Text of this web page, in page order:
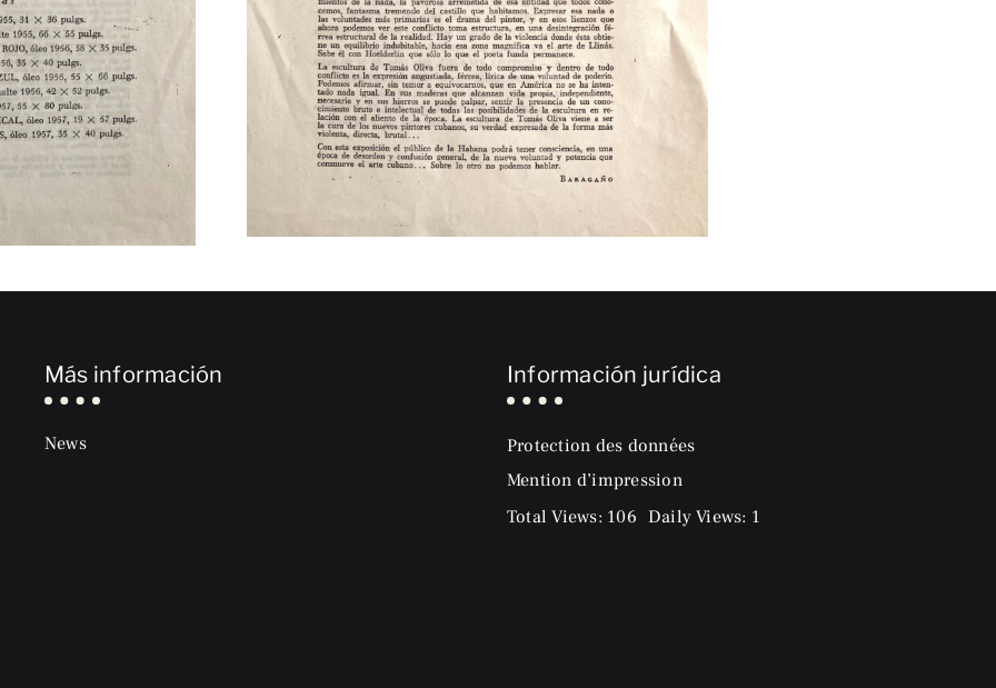
Más información
News
Información jurídica
Protection des données
Mention d’impression
Total Views: 106 Daily Views: 1